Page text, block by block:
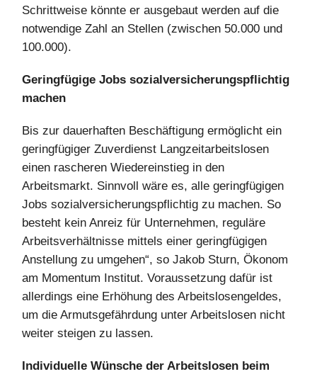
Schrittweise könnte er ausgebaut werden auf die
notwendige Zahl an Stellen (zwischen 50.000 und
100.000).
Geringfügige Jobs sozialversicherungspflichtig
machen
Bis zur dauerhaften Beschäftigung ermöglicht ein
geringfügiger Zuverdienst Langzeitarbeitslosen
einen rascheren Wiedereinstieg in den
Arbeitsmarkt. Sinnvoll wäre es, alle geringfügigen
Jobs sozialversicherungspflichtig zu machen. So
besteht kein Anreiz für Unternehmen, reguläre
Arbeitsverhältnisse mittels einer geringfügigen
Anstellung zu umgehen“, so Jakob Sturn, Ökonom
am Momentum Institut. Voraussetzung dafür ist
allerdings eine Erhöhung des Arbeitslosengeldes,
um die Armutsgefährdung unter Arbeitslosen nicht
weiter steigen zu lassen.
Individuelle Wünsche der Arbeitslosen beim